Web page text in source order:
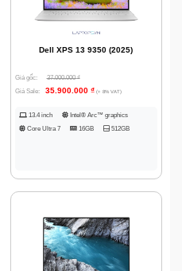
Dell XPS 13 9350 (2025)
Giá gốc: 37.000.000₫
Giá Sale:
35.900.000 ₫ (+ 8% VAT)
13.4 inch
Intel® Arc™ graphics
Core Ultra 7
16GB 512GB